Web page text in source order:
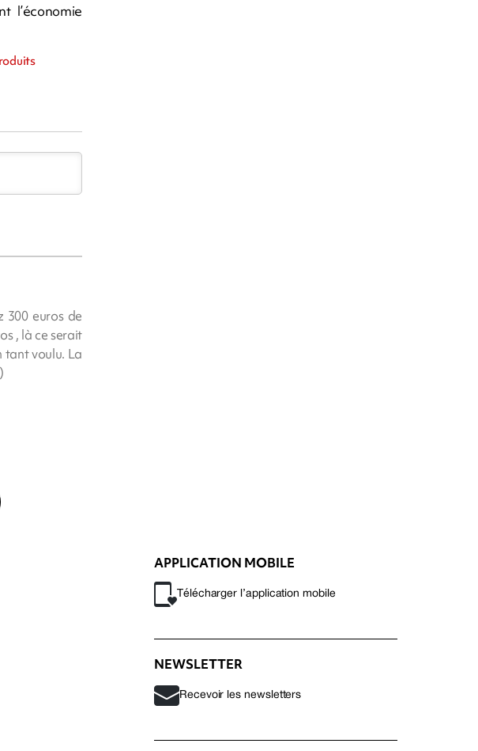
l’économie
300 euros de
, là ce serait
tant voulu. La
APPLICATION MOBILE
Télécharger l’application mobile
NEWSLETTER
Recevoir les newsletters